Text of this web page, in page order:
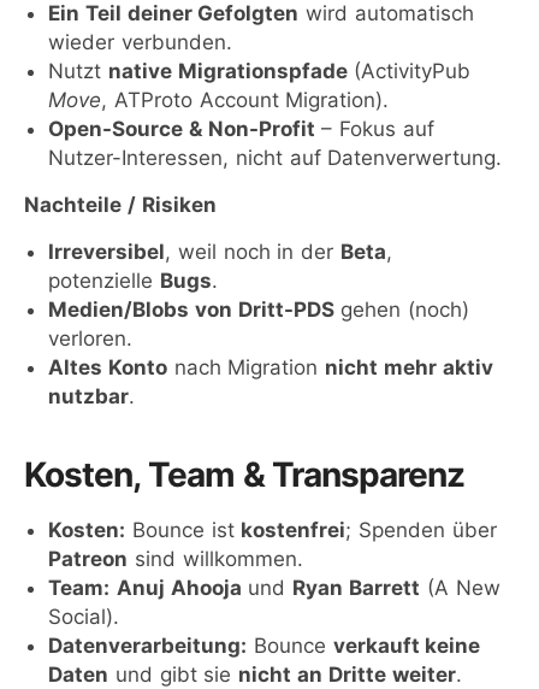
Ein Teil deiner Gefolgten wird automatisch
wieder verbunden.
Nutzt native Migrationspfade(ActivityPub
Move, ATProto Account Migration).
Open-Source & Non-Profit – Fokus auf
Nutzer-Interessen, nicht auf Datenverwertung.
Nachteile / Risiken
Irreversibel, weil noch in der Beta,
potenzielle Bugs.
Medien/Blobs von Dritt-PDSgehen (noch)
verloren.
Altes Kontonach Migration nicht mehr aktiv
nutzbar.
Kosten, Team & Transparenz
Kosten: Bounce ist kostenfrei; Spenden über
Patreon sind willkommen.
Team: Anuj Ahooja und Ryan Barrett (A New
Social).
Datenverarbeitung: Bounce verkauft keine
Daten und gibt sie nicht an Dritte weiter.